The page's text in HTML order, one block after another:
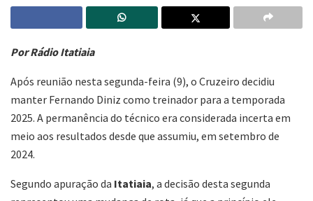
Por Rádio Itatiaia
Após reunião nesta segunda-feira (9), o Cruzeiro decidiu
manter Fernando Diniz como treinador para a temporada
2025. A permanência do técnico era considerada incerta em
meio aos resultados desde que assumiu, em setembro de
2024.
Segundo apuração da Itatiaia, a decisão desta segunda